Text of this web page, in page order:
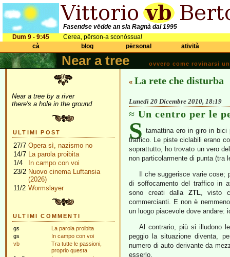
Fasendse vëdde an sla Ragnà dal 1995
Dum 9 - 9:45
Cerea, përson-a sconòssua!
cà
blog përsonal atività
Near a tree ovvero come rovinarsi
Near a tree by a river
there's a hole in the ground
ULTIMI POST
27/7 Opera sì, nazismo no
14/7 La parola proibita
1/4
In campo con voi
23/2 Nuovo cinema Luftansia
(2026)
11/2 Wormslayer
ULTIMI COMMENTI
gs
La parola proibita
gs
In campo con voi
vb
Tra tutte le passioni,
proprio questa
« La rete che disturba
Lunedì 20 Dicembre 2010, 18:19
Un centro per le
S tamattina ero in giro in
traffico. Le piste ciclabili erano
soprattutto, ho trovato un vero
non particolarmente di punta (tra
Il che suggerisce varie
di soffocamento del traffico in
sono creati dalla ZTL, visto
commercianti. E non è
un luogo piacevole dove andare:
Al contrario, più si illudono
peggio la situazione diventa,
numero di auto derivante da
esserlo.